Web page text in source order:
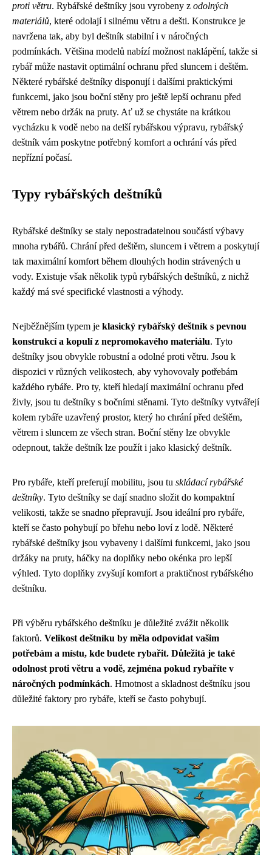
proti větru. Rybářské deštníky jsou vyrobeny z odolných
materiálů, které odolají i silnému větru a dešti. Konstrukce je
navržena tak, aby byl deštník stabilní i v náročných
podmínkách. Většina modelů nabízí možnost naklápění, takže si
rybář může nastavit optimální ochranu před sluncem i deštěm.
Některé rybářské deštníky disponují i dalšími praktickými
funkcemi, jako jsou boční stěny pro ještě lepší ochranu před
větrem nebo držák na pruty. Ať už se chystáte na krátkou
vycházku k vodě nebo na delší rybářskou výpravu, rybářský
deštník vám poskytne potřebný komfort a ochrání vás před
nepřízní počasí.
Typy rybářských deštníků
Rybářské deštníky se staly nepostradatelnou součástí výbavy
mnoha rybářů. Chrání před deštěm, sluncem i větrem a poskytují
tak maximální komfort během dlouhých hodin strávených u
vody. Existuje však několik typů rybářských deštníků, z nichž
každý má své specifické vlastnosti a výhody.
Nejběžnějším typem je klasický rybářský deštník s pevnou
konstrukcí a kopulí z nepromokavého materiálu. Tyto
deštníky jsou obvykle robustní a odolné proti větru. Jsou k
dispozici v různých velikostech, aby vyhovovaly potřebám
každého rybáře. Pro ty, kteří hledají maximální ochranu před
živly, jsou tu deštníky s bočními stěnami. Tyto deštníky vytvářejí
kolem rybáře uzavřený prostor, který ho chrání před deštěm,
větrem i sluncem ze všech stran. Boční stěny lze obvykle
odepnout, takže deštník lze použít i jako klasický deštník.
Pro rybáře, kteří preferují mobilitu, jsou tu skládací rybářské
deštníky. Tyto deštníky se dají snadno složit do kompaktní
velikosti, takže se snadno přepravují. Jsou ideální pro rybáře,
kteří se často pohybují po břehu nebo loví z lodě. Některé
rybářské deštníky jsou vybaveny i dalšími funkcemi, jako jsou
držáky na pruty, háčky na doplňky nebo okénka pro lepší
výhled. Tyto doplňky zvyšují komfort a praktičnost rybářského
deštníku.
Při výběru rybářského deštníku je důležité zvážit několik
faktorů. Velikost deštníku by měla odpovídat vašim
potřebám a místu, kde budete rybařit. Důležitá je také
odolnost proti větru a vodě, zejména pokud rybaříte v
náročných podmínkách. Hmotnost a skladnost deštníku jsou
důležité faktory pro rybáře, kteří se často pohybují.